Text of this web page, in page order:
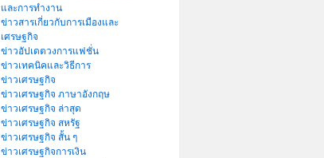
และการทำงาน
ข่าวสารเกี่ยวกับการเมืองและ
เศรษฐกิจ
ข่าวอัปเดตวงการแฟชั่น
ข่าวเทคนิคและวิธีการ
ข่าวเศรษฐกิจ
ข่าวเศรษฐกิจ ภาษาอังกฤษ
ข่าวเศรษฐกิจ ล่าสุด
ข่าวเศรษฐกิจ สหรัฐ
ข่าวเศรษฐกิจ สั้น ๆ
ข่าวเศรษฐกิจการเงิน